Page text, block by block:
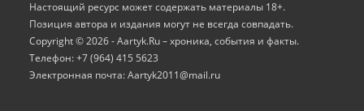
Настоящий ресурс может содержать материалы 18+.
Позиция автора и издания могут не всегда совпадать.
Copyright © 2026 - Aartyk.Ru – хроника, события и факты.
Телефон: +7 (964) 415 5623
Электронная почта: Aartyk2011@mail.ru